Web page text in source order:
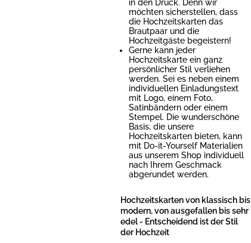
in den Druck. Denn wir
möchten sicherstellen, dass
die Hochzeitskarten das
Brautpaar und die
Hochzeitgäste begeistern!
Gerne kann jeder
Hochzeitskarte ein ganz
persönlicher Stil verliehen
werden. Sei es neben einem
individuellen Einladungstext
mit Logo, einem Foto,
Satinbändern oder einem
Stempel. Die wunderschöne
Basis, die unsere
Hochzeitskarten bieten, kann
mit Do-it-Yourself Materialien
aus unserem Shop individuell
nach Ihrem Geschmack
abgerundet werden.
Hochzeitskarten von klassisch bis
modern, von ausgefallen bis sehr
edel - Entscheidend ist der Stil
der Hochzeit